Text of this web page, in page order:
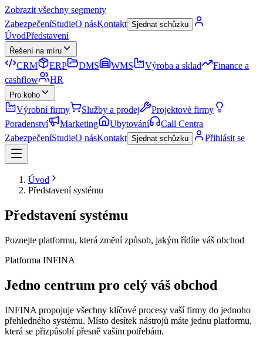
Zobrazit všechny segmenty
ZabezpečeníStudieO násKontakt Sjednat schůzku
ÚvodPředstavení
Řešení na míru
CRM ERP DMS WMS Výroba a sklad
Finance a
cashflow
HR
Pro koho
Výrobní firmy Služby a prodej
Projektové firmy
Poradenství
Marketing Ubytování
Call Centra
ZabezpečeníStudieO násKontakt Sjednat schůzku Přihlásit se
Úvod
Představení systému
Představení systému
Poznejte platformu, která změní způsob, jakým řídíte váš obchod
Platforma INFINA
Jedno centrum pro celý váš obchod
INFINA propojuje všechny klíčové procesy vaší firmy do jednoho
přehledného systému. Místo desítek nástrojů máte jednu platformu,
která se přizpůsobí přesně vašim potřebám.